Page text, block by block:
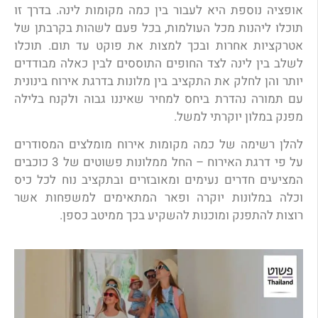
אופציה נוספת היא לעבור בין כמה מקומות לינה. בדרך זו
תוכלו ליהנות מכל העולמות, בכל פעם לשהות בקרבתן של
אטרקציות אחרות ובכך למצות את פוקט עד תום. תוכלו
לשלב בין לינה לצד החופים התוססים לבין כאלה מבודדים
יותר והן לחלק את התקציב בין מלונות בדרגת אירוח בינונית
עם תמורה נהדרת ביחס למחיר שאיננו גבוה ולקנח בלילה
מפנק במלון יוקרתי למשל.
להלן רשימה של כמה מקומות אירוח מומלצים המסודרים
על פי דרגת האירוח – החל ממלונות פשוטים של 3 כוכבים
המציעים חדרים נעימים ומאובזרים ובתקציב נוח לכל כיס
וכלה במלונות יוקרה ופאר המתאימים למשפחות אשר
רוצות להתפנק ומוכנות להשקיע בכך ממיטב כספן.